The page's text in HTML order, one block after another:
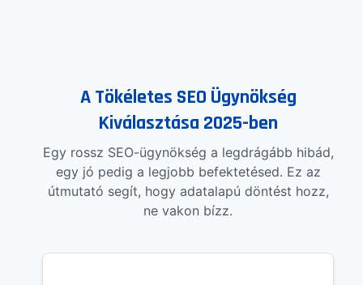
A Tökéletes SEO Ügynökség
Kiválasztása 2025-ben
Egy rossz SEO-ügynökség a legdrágább hibád,
egy jó pedig a legjobb befektetésed. Ez az
útmutató segít, hogy adatalapú döntést hozz,
ne vakon bízz.